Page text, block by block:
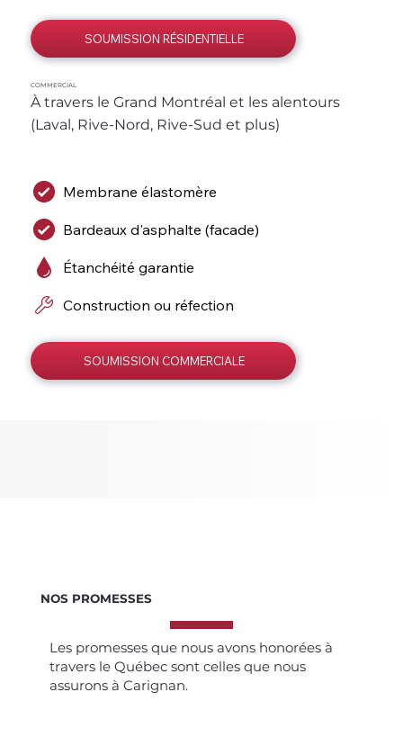
SOUMISSION RÉSIDENTIELLE
COMMERCIAL
SOUMISSION COMMERCIALE
À travers le Grand Montréal et les alentours
(Laval, Rive-Nord, Rive-Sud et plus)
Membrane élastomère
Bardeaux d'asphalte (facade)
Étanchéité garantie
Construction ou réfection
NOS PROMESSES
Les promesses que nous avons honorées à
travers le Québec sont celles que nous
assurons à Carignan.